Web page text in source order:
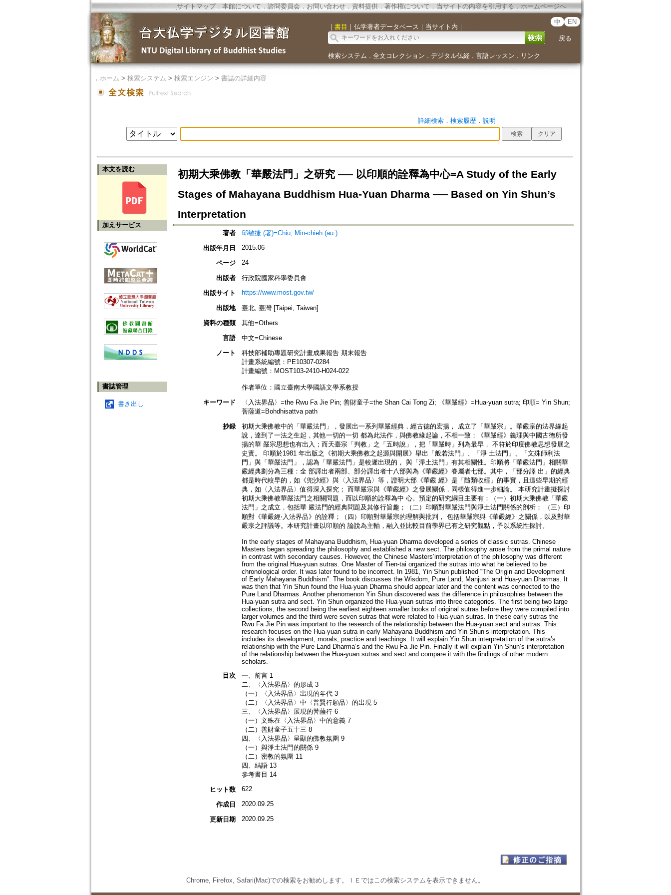
サイトマップ．本館について ． 諮問委員会． お問い合わせ． 資料提供． 著作権について．当サイトの内容を引用する ． ホームページへ
｜ 書目 ｜ 仏学著者データベース ｜ 当サイト内 ｜
中 EN
戻る
検索システム ． 全文コレクション ． デジタル仏経． 言語レッスン ． リンク
． ホーム > 検索システム > 検索エンジン > 書誌の詳細内容
詳細検索． 検索履歴． 説明
本文を読む
加えサービス
書誌管理
書き出し
初期大乘佛教「華嚴法門」之研究 ── 以印順的詮釋為中心=A Study of the Early
Stages of Mahayana Buddhism Hua-Yuan Dharma ── Based on Yin Shun’s
Interpretation
著者
邱敏捷 (著)=Chiu, Min-chieh (au.)
出版年月日
2015.06
ページ 24
出版者
行政院國家科學委員會
出版サイト
https://www.most.gov.tw/
出版地
臺北, 臺灣 [Taipei, Taiwan]
資料の種類
其他=Others
言語
中文=Chinese
ノート
科技部補助專題研究計畫成果報告 期末報告
計畫系統編號：PE10307-0284
計畫編號：MOST103-2410-H024-022
作者單位：國立臺南大學國語文學系教授
キーワード
〈入法界品〉=the Rwu Fa Jie Pin; 善財童子=the Shan Cai Tong Zi; 《華嚴經》=Hua-yuan sutra; 印順= Yin Shun;
菩薩道=Bohdhisattva path
抄録
初期大乘佛教中的「華嚴法門」，發展出一系列華嚴經典，經古德的宏揚， 成立了「華嚴宗」。華嚴宗的法界緣起
說，達到了一法之生起，其他一切的一切 都為此法作，與佛教緣起論，不相一致；《華嚴經》義理與中國古德所發
揚的華 嚴宗思想也有出入；而天臺宗「判教」之「五時說」，把「華嚴時」列為最早， 不符於印度佛教思想發展之
史實。 印順於1981 年出版之《初期大乘佛教之起源與開展》舉出「般若法門」、「淨 土法門」、「文殊師利法
門」與「華嚴法門」，認為「華嚴法門」是較遲出現的， 與「淨土法門」有其相關性。印順將「華嚴法門」相關華
嚴經典劃分為三種：全 部譯出者兩部、部分譯出者十八部與為《華嚴經》眷屬者七部。其中，「部分譯 出」的經典
都是時代較早的，如《兜沙經》與〈入法界品〉等，證明大部《華嚴 經》是「隨類收經」的事實，且這些早期的經
典，如〈入法界品〉值得深入探究； 而華嚴宗與《華嚴經》之發展關係，同樣值得進一步細論。 本研究計畫擬探討
初期大乘佛教華嚴法門之相關問題，而以印順的詮釋為中 心。預定的研究綱目主要有：（一）初期大乘佛教「華嚴
法門」之成立，包括華 嚴法門的經典問題及其修行旨趣；（二）印順對華嚴法門與淨土法門關係的剖析； （三）印
順對《華嚴經‧入法界品》的詮釋；（四）印順對華嚴宗的理解與批判， 包括華嚴宗與《華嚴經》之關係，以及對華
嚴宗之評議等。本研究計畫以印順的 論說為主軸，融入並比較目前學界已有之研究觀點，予以系統性探討。
In the early stages of Mahayana Buddhism, Hua-yuan Dharma developed a series of classic sutras. Chinese
Masters began spreading the philosophy and established a new sect. The philosophy arose from the primal nature
in contrast with secondary causes. However, the Chinese Masters’interpretation of the philosophy was different
from the original Hua-yuan sutras. One Master of Tien-tai organized the sutras into what he believed to be
chronological order. It was later found to be incorrect. In 1981, Yin Shun published “The Origin and Development
of Early Mahayana Buddhism”. The book discusses the Wisdom, Pure Land, Manjusri and Hua-yuan Dharmas. It
was then that Yin Shun found the Hua-yuan Dharma should appear later and the content was connected to the
Pure Land Dharmas. Another phenomenon Yin Shun discovered was the difference in philosophies between the
Hua-yuan sutra and sect. Yin Shun organized the Hua-yuan sutras into three categories. The first being two large
collections, the second being the earliest eighteen smaller books of original sutras before they were compiled into
larger volumes and the third were seven sutras that were related to Hua-yuan sutras. In these early sutras the
Rwu Fa Jie Pin was important to the research of the relationship between the Hua-yuan sect and sutras. This
research focuses on the Hua-yuan sutra in early Mahayana Buddhism and Yin Shun’s interpretation. This
includes its development, morals, practice and teachings. It will explain Yin Shun interpretation of the sutra’s
relationship with the Pure Land Dharma’s and the Rwu Fa Jie Pin. Finally it will explain Yin Shun’s interpretation
of the relationship between the Hua-yuan sutras and sect and compare it with the findings of other modern
scholars.
目次
一、前言 1
二、〈入法界品〉的形成 3
（一）〈入法界品〉出現的年代 3
（二）〈入法界品〉中〈普賢行願品〉的出現 5
三、〈入法界品〉展現的菩薩行 6
（一）文殊在〈入法界品〉中的意義 7
（二）善財童子五十三 8
四、〈入法界品〉呈顯的佛教氛圍 9
（一）與淨土法門的關係 9
（二）密教的氛圍 11
四、結語 13
參考書目 14
ヒット数
622
作成日 2020.09.25
更新日期 2020.09.25
Chrome, Firefox, Safari(Mac)での検索をお勧めします。ＩＥではこの検索システムを表示できません。